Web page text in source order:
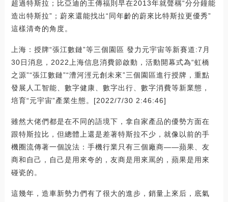
超過特斯拉；比亞迪的王傳福則早在2013年就聲稱“分分鐘能
造出特斯拉”；蔚來還能找出“同年齡的蔚來比特斯拉更優秀”
這樣清奇的角度。
上海：授牌“張江數鏈”等三個園區 發力元宇宙等新賽道:7月
30日消息，2022上海信息消費節啟動，活動開幕式為“虹橋
之源”“張江數鏈”“漕河涇元創未來”三個園區進行授牌，重點
發展人工智能、數字健康、數字出行、數字消費等新業態，
培育“元宇宙”產業生態。[2022/7/30 2:46:46]
雖然大佬們都是在不同的語境下，拿自家產品的優勢方面在
跟特斯拉比，但總體上還是差著特斯拉不少，就像以前的手
機圈流傳著一個說法：手機行業只有三個廠商——蘋果、友
商和自己，自己是用來夸的，友商是用來罵的，蘋果是用來
碰瓷的。
這幾年，造車新勢力們有了很大的進步，銷量上來后，底氣